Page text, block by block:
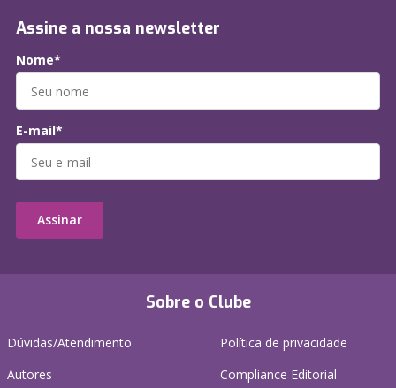
Sobre o Clube
Dúvidas/Atendimento
Autores
Política de privacidade
Compliance Editorial
Assine a nossa newsletter
Nome*
E-mail*
Assinar